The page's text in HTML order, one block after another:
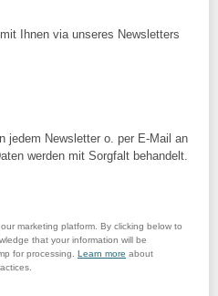
Ihnen via unseres Newsletters
jedem Newsletter o. per E-Mail an
werden mit Sorgfalt behandelt.
marketing platform. By clicking below to
that your information will be
for processing. Learn more about